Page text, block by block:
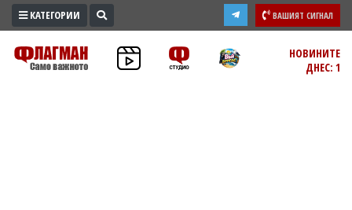
ПРОМО
ЗОНА
КАТЕГОРИИ ВАШИЯТ СИГНАЛ
НОВИНИТЕ
ДНЕС: 1